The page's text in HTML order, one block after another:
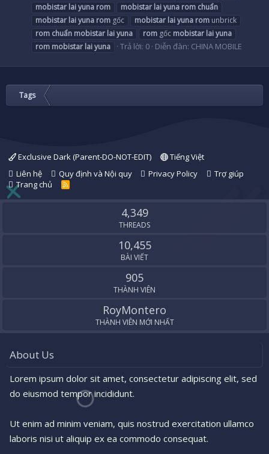
mobistar laiyuna rom mobistar laiyuna rom chuẩn
mobistar laiyuna rom gốc mobistar laiyuna rom unbrick
rom chuẩn mobistar laiyuna rom gốc mobistar laiyuna
rom mobistar laiyuna Trả lời: 0 Diễn đàn: CHINA MOBILE
Tags
Exclusive Dark (Parent-DO-NOT-EDIT)
Tiếng Việt
Liên hệ
Quy định và Nội quy Privacy Policy
Trợ giúp
Trang chủ
R
S
4,349
THREADS
10,455
BÀI VIẾT
905
THÀNH VIÊN
RoyMontero
THÀNH VIÊN MỚI NHẤT
About Us
Lorem ipsum dolor sit amet, consectetur adipiscing elit, sed
do eiusmod tempor incididunt.
Ut enim ad minim veniam, quis nostrud exercitation ullamco
laboris nisi ut aliquip ex ea commodo consequat.